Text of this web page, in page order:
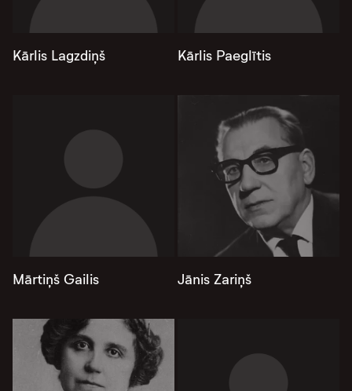
Kārlis Lagzdiņš Kārlis Paeglītis
Mārtiņš Gailis Jānis Zariņš